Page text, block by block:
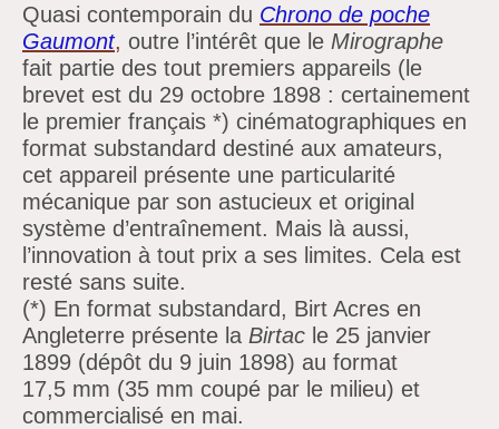
Quasi contemporain du Chrono de poche
Gaumont, outre l’intérêt que le Mirographe
fait partie des tout premiers appareils (le
brevet est du 29 octobre 1898 : certainement
le premier français *) cinématographiques en
format substandard destiné aux amateurs,
cet appareil présente une particularité
mécanique par son astucieux et original
système d’entraînement. Mais là aussi,
l’innovation à tout prix a ses limites. Cela est
resté sans suite.
(*) En format substandard, Birt Acres en
Angleterre présente la Birtac le 25 janvier
1899 (dépôt du 9 juin 1898) au format
17,5 mm (35 mm coupé par le milieu) et
commercialisé en mai.